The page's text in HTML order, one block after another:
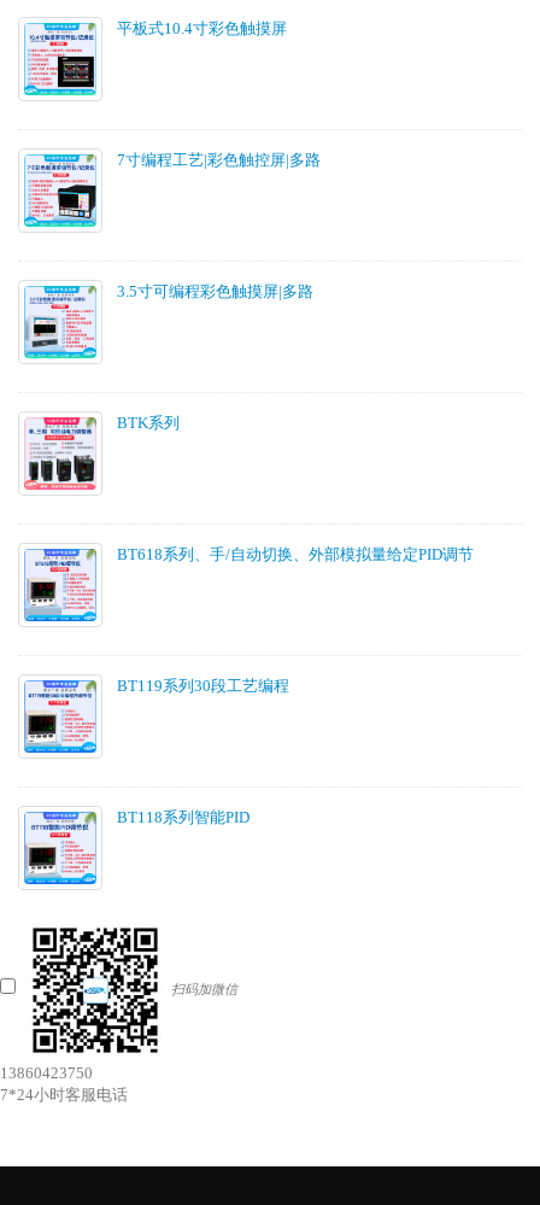
平板式10.4寸彩色触摸屏
7寸编程工艺|彩色触控屏|多路
3.5寸可编程彩色触摸屏|多路
BTK系列
BT618系列、手/自动切换、外部模拟量给定PID调节
BT119系列30段工艺编程
BT118系列智能PID
扫码加微信
13860423750
7*24小时客服电话